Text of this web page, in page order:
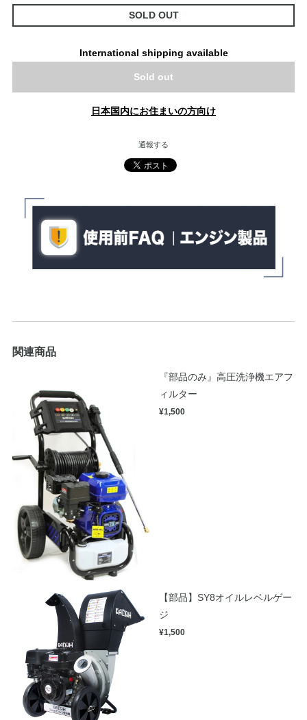
SOLD OUT
International shipping available
Sold out
日本国内にお住まいの方向け
通報する
関連商品
『部品のみ』高圧洗浄機エアフ
ィルター
¥1,500
【部品】SY8オイルレベルゲー
ジ
¥1,500